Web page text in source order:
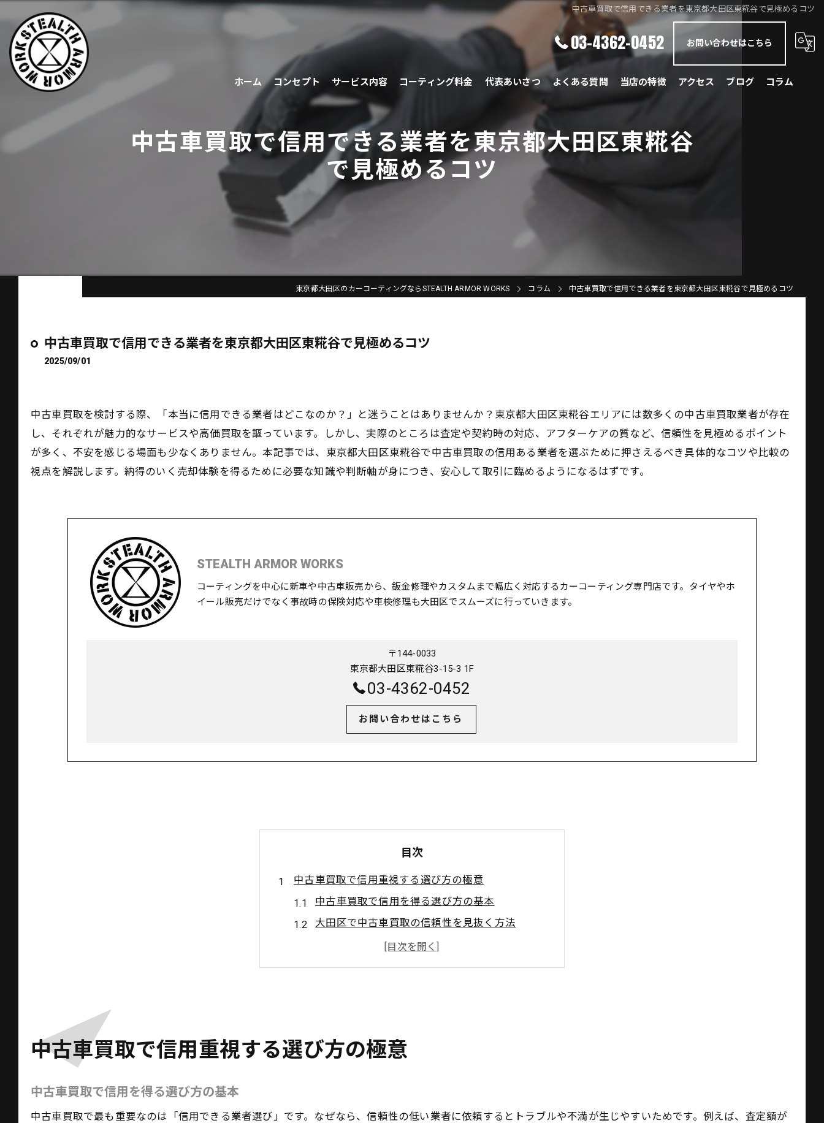
中古車買取で信用できる業者を東京都大田区東糀谷で見極めるコツ
03-4362-0452 お問い合わせはこちら
ホーム コンセプト サービス内容 コーティング料金 代表あいさつ よくある質問 当店の特徴
BMW
アクセス ブログ コラム
中古車買取で信用できる業者を東京都大田区東糀谷
で見極めるコツ
東京都大田区のカーコーティングならSTEALTH ARMOR WORKS コラム 中古車買取で信用できる業者を東京都大田区東糀谷で見極めるコツ
中古車買取で信用できる業者を東京都大田区東糀谷で見極めるコツ
2025/09/01
中古車買取を検討する際、「本当に信用できる業者はどこなのか？」と迷うことはありませんか？東京都大田区東糀谷エリアには数多くの中古車買取業者が存在
し、それぞれが魅力的なサービスや高価買取を謳っています。しかし、実際のところは査定や契約時の対応、アフターケアの質など、信頼性を見極めるポイント
が多く、不安を感じる場面も少なくありません。本記事では、東京都大田区東糀谷で中古車買取の信用ある業者を選ぶために押さえるべき具体的なコツや比較の
視点を解説します。納得のいく売却体験を得るために必要な知識や判断軸が身につき、安心して取引に臨めるようになるはずです。
STEALTH ARMOR WORKS
コーティングを中心に新車や中古車販売から、鈑金修理やカスタムまで幅広く対応するカーコーティング専門店です。タイヤやホ
イール販売だけでなく事故時の保険対応や車検修理も大田区でスムーズに行っていきます。
〒144-0033
東京都大田区東糀谷3-15-3 1F
03-4362-0452
お問い合わせはこちら
目次
中古車買取で信用重視する選び方の極意
中古車買取で信用を得る選び方の基本
大田区で中古車買取の信頼性を見抜く方法
中古車買取業者選びで重視すべきポイント
安心できる中古車買取の基準を知ろう
中古車買取業者の信頼度チェック法とは
中古車買取の実績を見て信頼できるか判断
中古車買取で信用重視する選び方の極意
中古車買取で信用を得る選び方の基本
中古車買取で最も重要なのは「信用できる業者選び」です。なぜなら、信頼性の低い業者に依頼するとトラブルや不満が生じやすいためです。例えば、査定額が